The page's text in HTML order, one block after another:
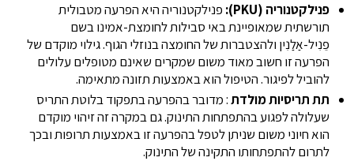
פנילקטנוריה (PKU):
פנילקטנוריה היא הפרעה מטבולית
תורשתית שמאופיינת באי סבילות לחומצת-אמינו בשם
פֵנִיל-אַלַנִין ולהצטברות של החומצה בנוזלי הגוף. גילוי מוקדם של
הפרעה זו חשוב מאוד משום שמקרים שאינם מטופלים עלולים
להוביל לפיגור. הטיפול הוא באמצעות תזונה מתאימה.
תת תריסיות מולדת: מדובר בהפרעה בתפקוד בלוטת התריס
שעלולה לפגוע בהתפתחות התינוק. גם במקרה זה זיהוי מוקדם
הוא חיוני משום שניתן לטפל בהפרעה זו באמצעות תרופות ובכך
לתרום להתפתחותו התקינה של התינוק.